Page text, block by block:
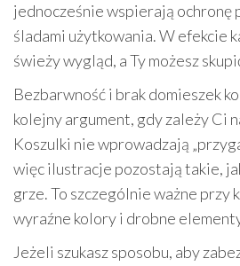
jednocześnie wspierają ochronę
śladami użytkowania. W efekcie
świeży wygląd, a Ty możesz
Bezbarwność i brak domieszek
kolejny argument, gdy zależy Ci
Koszulki nie wprowadzają
więc ilustracje pozostają takie,
grze. To szczególnie ważne przy
wyraźne kolory i drobne
Jeżeli szukasz sposobu, aby